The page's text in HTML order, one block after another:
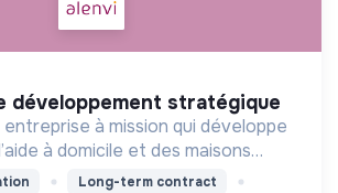
développement stratégique
à mission qui développe
à domicile et des maisons
les personnes âgées en perte
Long-term contract